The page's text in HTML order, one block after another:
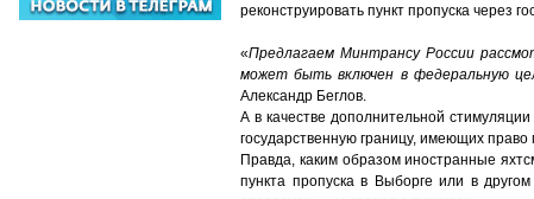
реконструировать пункт пропуска через
«Предлагаем Минтрансу России
может быть включен в федеральную
Александр Беглов.
А в качестве дополнительной
государственную границу, имеющих
Правда, каким образом иностранные
пункта пропуска в Выборге или в